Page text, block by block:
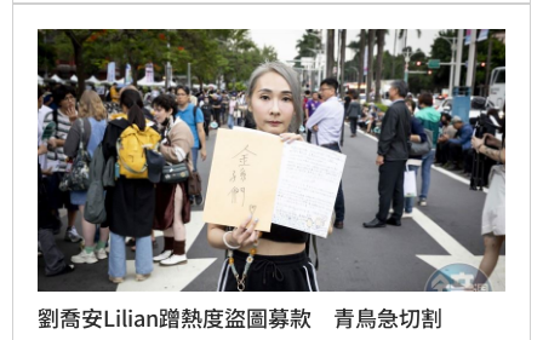
劉喬安Lilian蹭熱度盜圖募款 青鳥急切割